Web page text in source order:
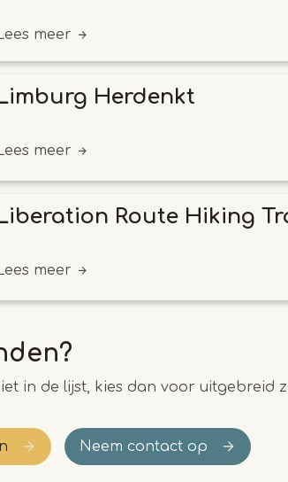
meer
Herdenkt
meer
Route Hiking
meer
in de lijst, kies dan voor uitgebreid
Neem contact op